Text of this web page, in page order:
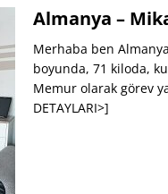
Almanya –
Merhaba ben
boyunda, 71 kiloda,
Memur olarak görev
DETAYLARI>]